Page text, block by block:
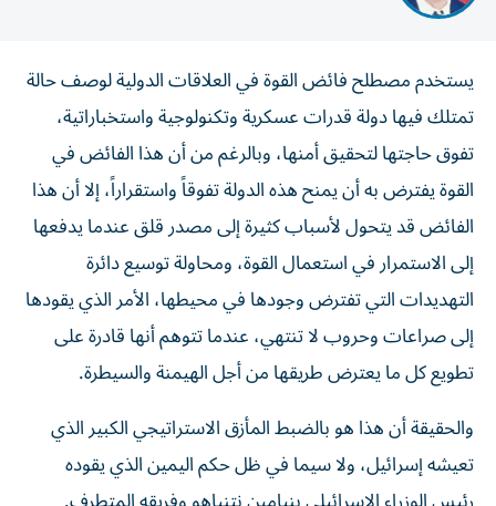
يستخدم مصطلح فائض القوة في العلاقات الدولية لوصف حالة
تمتلك فيها دولة قدرات عسكرية وتكنولوجية واستخباراتية،
تفوق حاجتها لتحقيق أمنها، وبالرغم من أن هذا الفائض في
القوة يفترض به أن يمنح هذه الدولة تفوقاً واستقراراً، إلا أن هذا
الفائض قد يتحول لأسباب كثيرة إلى مصدر قلق عندما يدفعها
إلى الاستمرار في استعمال القوة، ومحاولة توسيع دائرة
التهديدات التي تفترض وجودها في محيطها، الأمر الذي يقودها
إلى صراعات وحروب لا تنتهي، عندما تتوهم أنها قادرة على
تطويع كل ما يعترض طريقها من أجل الهيمنة والسيطرة.
والحقيقة أن هذا هو بالضبط المأزق الاستراتيجي الكبير الذي
تعيشه إسرائيل، ولا سيما في ظل حكم اليمين الذي يقوده